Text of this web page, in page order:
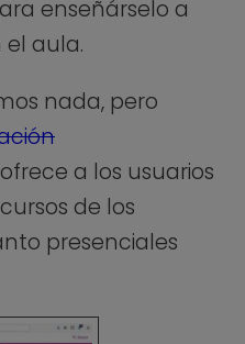
enseñárselo a
aula.
nada, pero
a los usuarios
de los
presenciales